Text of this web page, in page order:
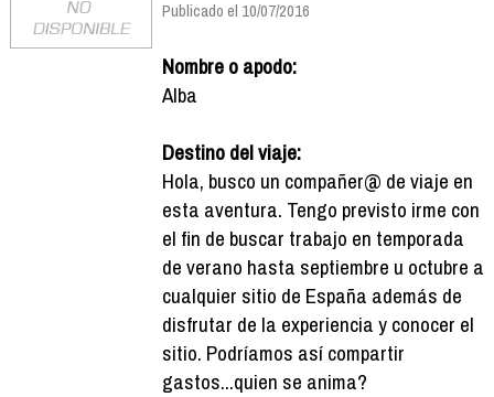
Publicado el 10/07/2016
Nombre o apodo:
Alba
Destino del viaje:
Hola, busco un compañer@ de viaje en
esta aventura. Tengo previsto irme con
el fin de buscar trabajo en temporada
de verano hasta septiembre u octubre a
cualquier sitio de España además de
disfrutar de la experiencia y conocer el
sitio. Podríamos así compartir
gastos...quien se anima?